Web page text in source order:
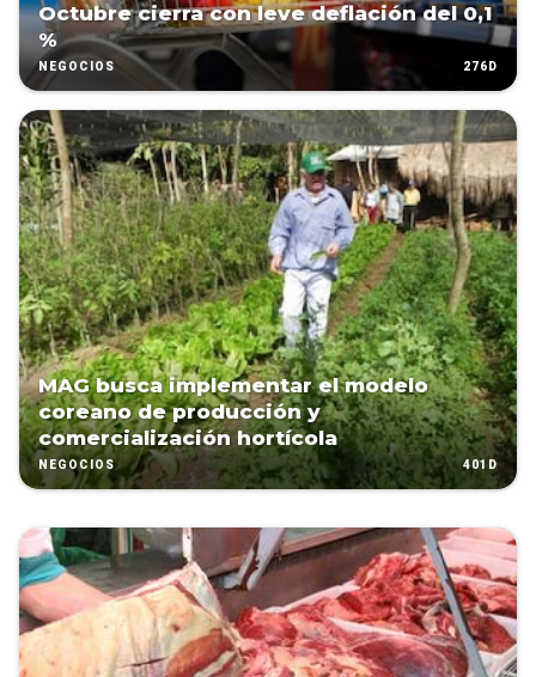
Octubre cierra con leve deflación del 0,1
%
NEGOCIOS 276D
MAG busca implementar el modelo
coreano de producción y
comercialización hortícola
NEGOCIOS 401D